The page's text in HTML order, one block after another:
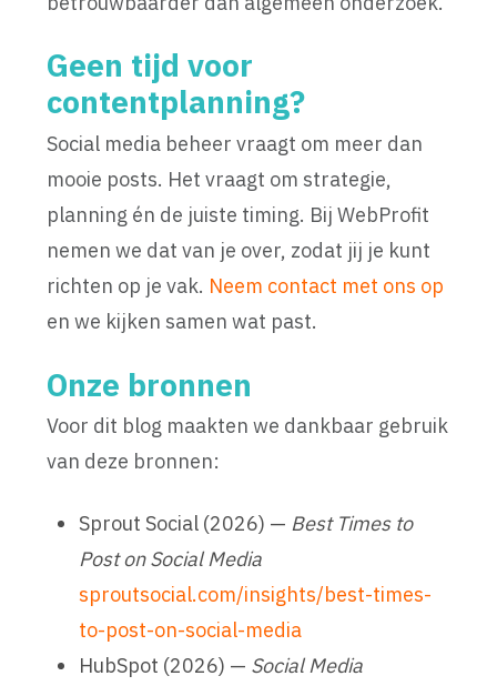
Geen tijd voor
contentplanning?
Social media beheer vraagt om meer dan
mooie posts. Het vraagt om strategie,
planning én de juiste timing. Bij WebProfit
nemen we dat van je over, zodat jij je kunt
richten op je vak. Neem contact met ons op
en we kijken samen wat past.
Onze bronnen
Voor dit blog maakten we dankbaar gebruik
van deze bronnen:
Sprout Social (2026) — Best Times to
Post on Social Media
sproutsocial.com/insights/best-times-
to-post-on-social-media
HubSpot (2026) — Social Media